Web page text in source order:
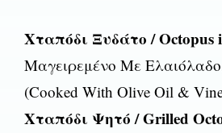
Χταπόδι Ξυδάτο / Octopus
Μαγειρεμένο Με
(Cooked With Olive Oil &
Χταπόδι Ψητό / Grilled